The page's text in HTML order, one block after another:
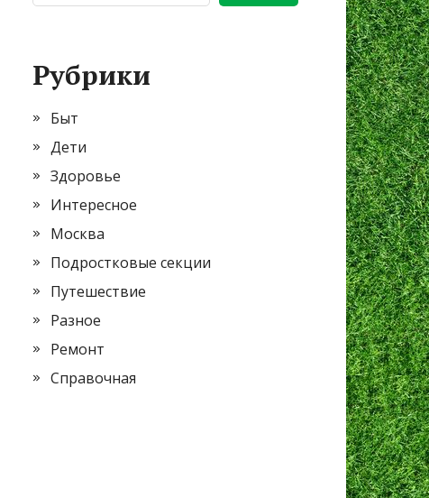
Рубрики
Быт
Дети
Здоровье
Интересное
Москва
Подростковые секции
Путешествие
Разное
Ремонт
Справочная